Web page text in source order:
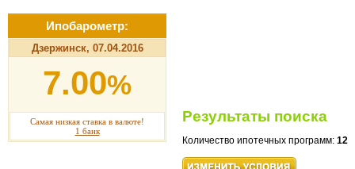
Ипобарометр:
Дзержинск, 07.04.2016
7.00%
Самая низкая ставка в валюте!
1 банк
Результаты поиска
Количество ипотечных программ: 12